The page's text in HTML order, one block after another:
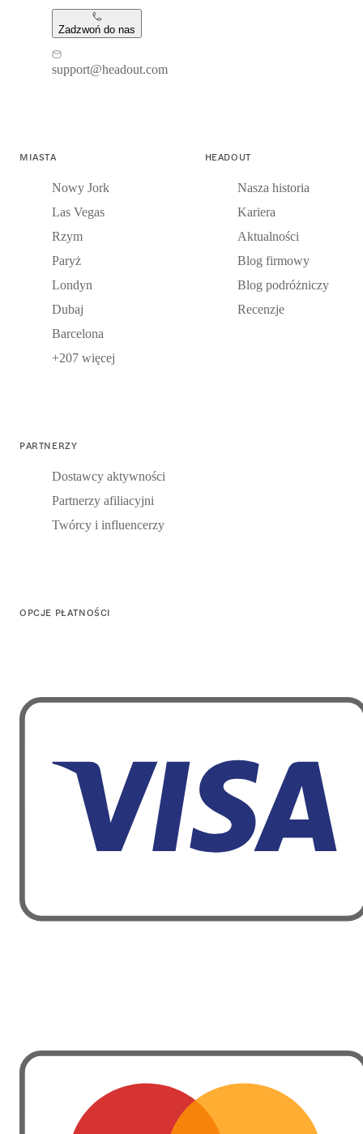
Zadzwoń do nas
support@headout.com
MIASTA
Nowy Jork
Las Vegas
Rzym
Paryż
Londyn
Dubaj
Barcelona
+207 więcej
HEADOUT
Nasza historia
Kariera
Aktualności
Blog firmowy
Blog podróżniczy
Recenzje
PARTNERZY
Dostawcy aktywności
Partnerzy afiliacyjni
Twórcy i influencerzy
OPCJE PŁATNOŚCI